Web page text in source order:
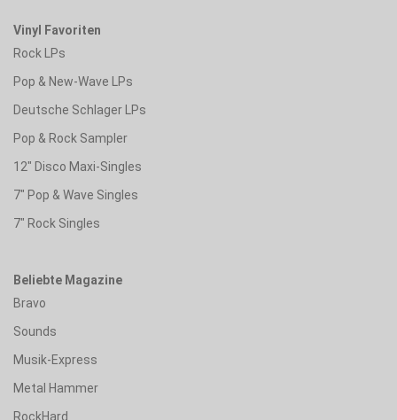
Vinyl Favoriten
Rock LPs
Pop & New-Wave LPs
Deutsche Schlager LPs
Pop & Rock Sampler
12" Disco Maxi-Singles
7" Pop & Wave Singles
7" Rock Singles
Beliebte Magazine
Bravo
Sounds
Musik-Express
Metal Hammer
RockHard